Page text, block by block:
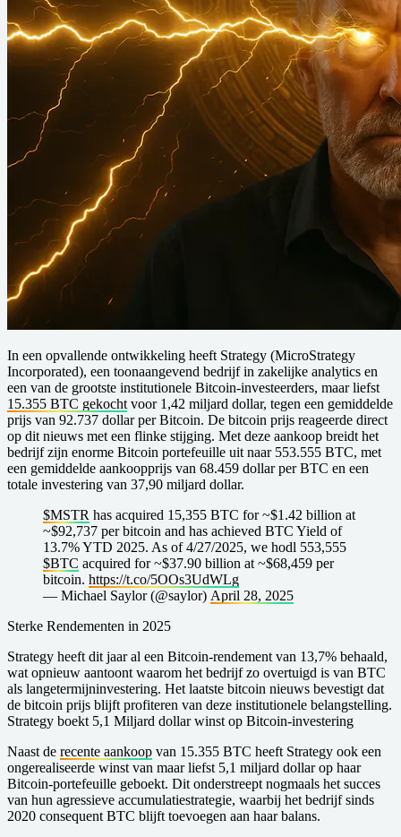
In een opvallende ontwikkeling heeft Strategy (MicroStrategy
Incorporated), een toonaangevend bedrijf in zakelijke analytics en
een van de grootste institutionele Bitcoin-investeerders, maar liefst
15.355 BTC gekocht voor 1,42 miljard dollar, tegen een gemiddelde
prijs van 92.737 dollar per Bitcoin. De bitcoin prijs reageerde direct
op dit nieuws met een flinke stijging. Met deze aankoop breidt het
bedrijf zijn enorme Bitcoin portefeuille uit naar 553.555 BTC, met
een gemiddelde aankoopprijs van 68.459 dollar per BTC en een
totale investering van 37,90 miljard dollar.
$MSTR has acquired 15,355 BTC for ~$1.42 billion at
~$92,737 per bitcoin and has achieved BTC Yield of
13.7% YTD 2025. As of 4/27/2025, we hodl 553,555
$BTC acquired for ~$37.90 billion at ~$68,459 per
bitcoin. https://t.co/5OOs3UdWLg
— Michael Saylor (@saylor) April 28, 2025
Sterke Rendementen in 2025
Strategy heeft dit jaar al een Bitcoin-rendement van 13,7% behaald,
wat opnieuw aantoont waarom het bedrijf zo overtuigd is van BTC
als langetermijninvestering. Het laatste bitcoin nieuws bevestigt dat
de bitcoin prijs blijft profiteren van deze institutionele belangstelling.
Strategy boekt 5,1 Miljard dollar winst op Bitcoin-investering
Naast de recente aankoop van 15.355 BTC heeft Strategy ook een
ongerealiseerde winst van maar liefst 5,1 miljard dollar op haar
Bitcoin-portefeuille geboekt. Dit onderstreept nogmaals het succes
van hun agressieve accumulatiestrategie, waarbij het bedrijf sinds
2020 consequent BTC blijft toevoegen aan haar balans.